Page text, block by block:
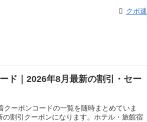
クポ速
ド｜2026年8月最新の割引・セー
ーポンコードの一覧を随時まとめていま
割引クーポンになります。ホテル・旅館宿